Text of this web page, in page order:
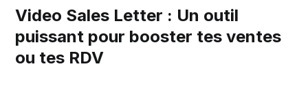
Video Sales Letter : Un outil
puissant pour booster tes ventes
ou tes RDV